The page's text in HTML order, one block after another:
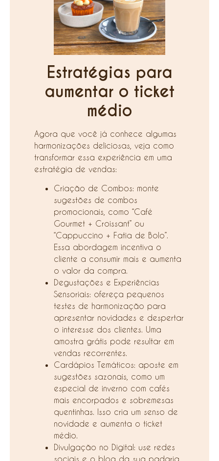
Estratégias para
aumentar o ticket
médio
Agora que você já conhece algumas
harmonizações deliciosas, veja como
transformar essa experiência em uma
estratégia de vendas:
Criação de Combos: monte
sugestões de combos
promocionais, como “Café
Gourmet + Croissant” ou
“Cappuccino + Fatia de Bolo”.
Essa abordagem incentiva o
cliente a consumir mais e aumenta
o valor da compra.
Degustações e Experiências
Sensoriais: ofereça pequenos
testes de harmonização para
apresentar novidades e despertar
o interesse dos clientes. Uma
amostra grátis pode resultar em
vendas recorrentes.
Cardápios Temáticos: aposte em
sugestões sazonais, como um
especial de inverno com cafés
mais encorpados e sobremesas
quentinhas. Isso cria um senso de
novidade e aumenta o ticket
médio.
Divulgação no Digital: use redes
sociais e o blog da sua padaria